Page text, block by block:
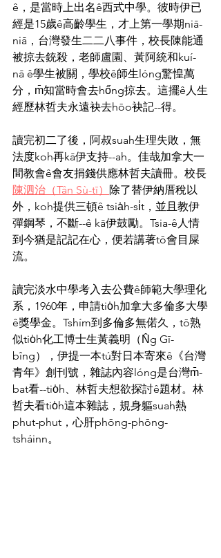
ê，是當時上出名ê西式中學。彼時伊已
經是15歲ê高齡學生，才上第一學期niā-
niā，台灣發生二二八事件，校長陳能通
被掠去銃殺，老師盧園、黃阿統和kuí-
nā ê學生被關，學校ê師生lóng驚惶萬
分，m̄知當時會去hőng掠去。這擺ê人生
經歷林哲夫永遠袂去hōo袂記--得。
讀完初二了後，阿叔suah生理失敗，無
法度koh再kā伊支持--ah。佳哉加拿大一
間教會ê會友捐錢供應林哲夫讀冊。校長
陳泗治（Tân Sù-tī）
除了替伊納厝稅以
外，koh提供三頓ê tsia̍h-si̍t，並且教伊
彈鋼琴，不斷--ê kā伊鼓勵。Tsia-ê人情
到今猶是記記在心，便若講著tō會目屎
流。
讀完淡水中學考入去公費ê師範大學理化
系，1960年，申請tio̍h加拿大多倫多大學
ê獎學金。Tshím到多倫多無偌久，tō熟
似tio̍h化工博士生黃義明（N̂g Gī-
bîng），伊提一本tú對日本寄來ê《台灣
青年》創刊號，雜誌內容lóng是台灣m̄-
bat看--tio̍h、林哲夫想欲探討ê題材。林
哲夫看tio̍h這本雜誌，規身軀suah熱
phut-phut，心肝phōng-phōng-
tsháinn。